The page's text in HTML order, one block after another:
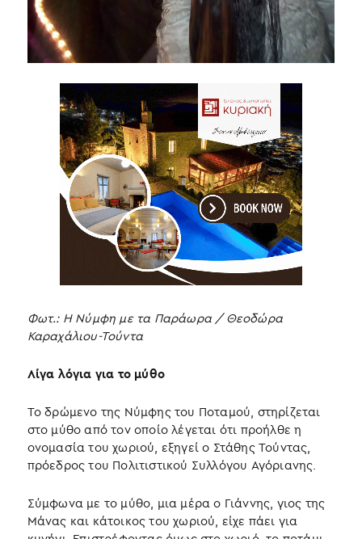
Φωτ.: Η Νύμφη με τα Παράωρα / Θεοδώρα
Καραχάλιου-Τούντα
Λίγα λόγια για το μύθο
Το δρώμενο της Νύμφης του Ποταμού, στηρίζεται
στο μύθο από τον οποίο λέγεται ότι προήλθε η
ονομασία του χωριού, εξηγεί ο Στάθης Τούντας,
πρόεδρος του Πολιτιστικού Συλλόγου Αγόριανης.
Σύμφωνα με το μύθο, μια μέρα ο Γιάννης, γιος της
Μάνας και κάτοικος του χωριού, είχε πάει για